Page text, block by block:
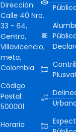
Dirección:
Calle 40 Nro.
33 - 64,
Centro,
Villavicencio,
meta,
Colombia
Código
Postal:
500001
Horario